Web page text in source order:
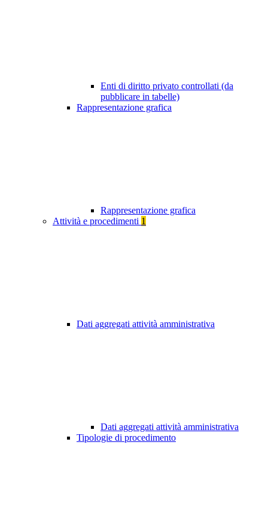
Enti di diritto privato controllati (da
pubblicare in tabelle)
Rappresentazione grafica
Rappresentazione grafica
Attività e procedimenti 1
Dati aggregati attività amministrativa
Dati aggregati attività amministrativa
Tipologie di procedimento